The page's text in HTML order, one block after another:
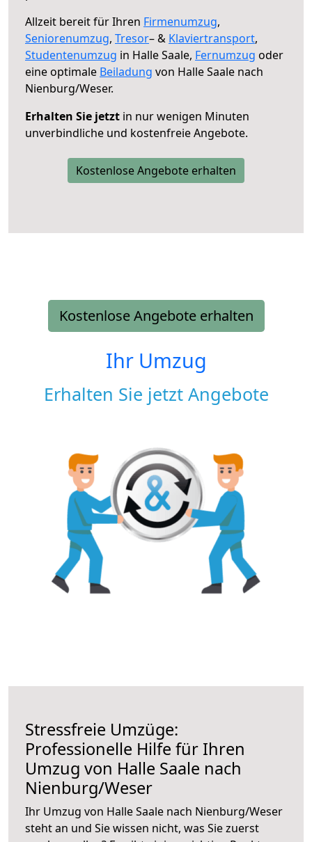
Allzeit bereit für Ihren Firmenumzug,
Seniorenumzug, Tresor– & Klaviertransport,
Studentenumzug in Halle Saale, Fernumzug oder
eine optimale Beiladung von Halle Saale nach
Nienburg/Weser.
Erhalten Sie jetzt in nur wenigen Minuten
unverbindliche und kostenfreie Angebote.
Kostenlose Angebote erhalten
Kostenlose Angebote erhalten
Ihr Umzug
Erhalten Sie jetzt Angebote
Stressfreie Umzüge:
Professionelle Hilfe für Ihren
Umzug von Halle Saale nach
Nienburg/Weser
Ihr Umzug von Halle Saale nach Nienburg/Weser
steht an und Sie wissen nicht, was Sie zuerst